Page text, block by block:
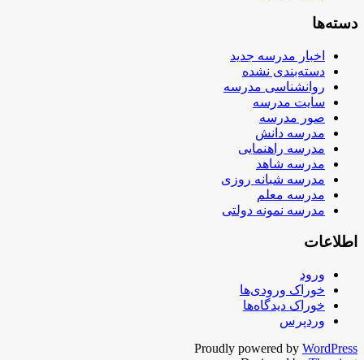
دسته‌ها
اخبار مدرسه جدید
دسته‌بندی نشده
روانشناسی مدرسه
سایت مدرسه
صور مدرسه
مدرسه دانش
مدرسه راهنمایی
مدرسه شاهد
مدرسه شبانه روزی
مدرسه معلم
مدرسه نمونه دولتی
اطلاعات
ورود
خوراک ورودی‌ها
خوراک دیدگاه‌ها
وردپرس
Proudly powered by WordPress